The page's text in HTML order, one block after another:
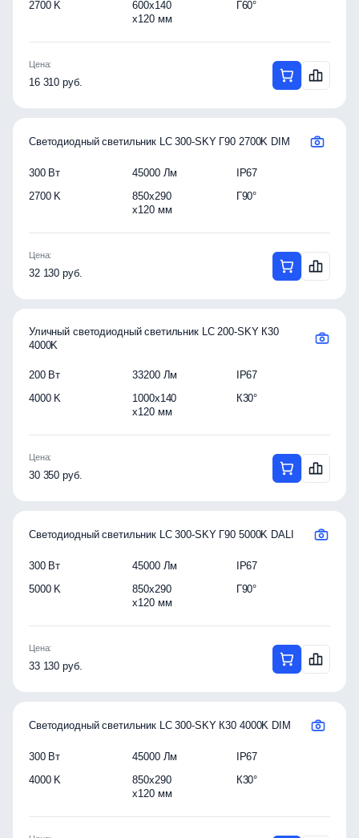
2700 K
600x140
x120 мм
Г60°
Цена:
16 310 руб.
Светодиодный светильник LC 300-SKY Г90 2700K DIM
300 Вт 45000 Лм
IP67
2700 K
850x290
x120 мм
Г90°
Цена:
32 130 руб.
Уличный светодиодный светильник LC 200-SKY К30
4000K
200 Вт 33200 Лм
IP67
4000 K
1000x140
x120 мм
К30°
Цена:
30 350 руб.
Светодиодный светильник LC 300-SKY Г90 5000K DALI
300 Вт 45000 Лм
IP67
5000 K
850x290
x120 мм
Г90°
Цена:
33 130 руб.
Светодиодный светильник LC 300-SKY К30 4000K DIM
300 Вт 45000 Лм
IP67
4000 K
850x290
x120 мм
К30°